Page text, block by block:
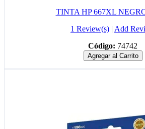
TINTA HP 667XL
1 Review(s) | Add
Código: 74742
Agregar al Carrito